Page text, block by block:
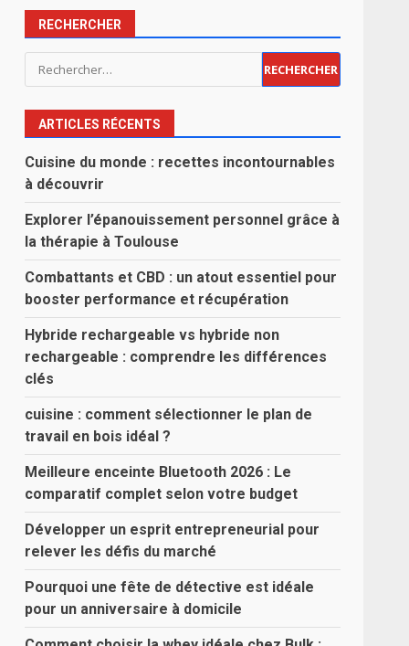
RECHERCHER
Rechercher :
ARTICLES RÉCENTS
Cuisine du monde : recettes incontournables
à découvrir
Explorer l’épanouissement personnel grâce à
la thérapie à Toulouse
Combattants et CBD : un atout essentiel pour
booster performance et récupération
Hybride rechargeable vs hybride non
rechargeable : comprendre les différences
clés
cuisine : comment sélectionner le plan de
travail en bois idéal ?
Meilleure enceinte Bluetooth 2026 : Le
comparatif complet selon votre budget
Développer un esprit entrepreneurial pour
relever les défis du marché
Pourquoi une fête de détective est idéale
pour un anniversaire à domicile